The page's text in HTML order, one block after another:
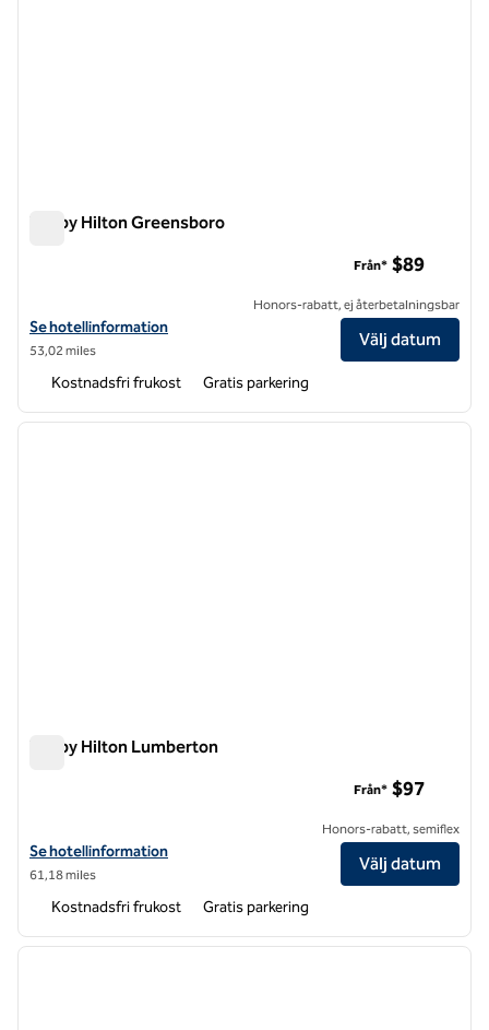
Tru by Hilton Greensboro
Visa hotelluppgifter för Tru by Hilton Greensboro
Se hotellinformation
53,02 miles
Från* $89
Honors-rabatt, ej återbetalningsbar
Välj datum
Kostnadsfri frukost Gratis parkering
1 av 12
nästa
Tru by Hilton Lumberton
Visa hotelluppgifter för Tru by Hilton Lumberton
Se hotellinformation
61,18 miles
Från* $97
Honors-rabatt, semiflex
Välj datum
Kostnadsfri frukost Gratis parkering
1 av 12
nästa